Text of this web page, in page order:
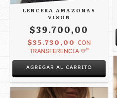
LENCERA AMAZONAS
VISON
$39.700,00
$35.730,00 CON
TRANSFERENCIA 💛”
AGREGAR AL CARRITO